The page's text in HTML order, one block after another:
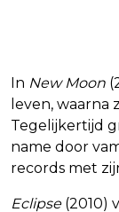
In New Moon
leven, waarna
Tegelijkertijd
name door
records met
Eclipse(2010)